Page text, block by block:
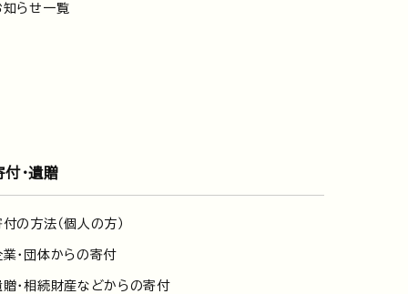
知らせ一覧
付・遺贈
付の方法（個人の方）
業・団体からの寄付
贈・相続財産などからの寄付